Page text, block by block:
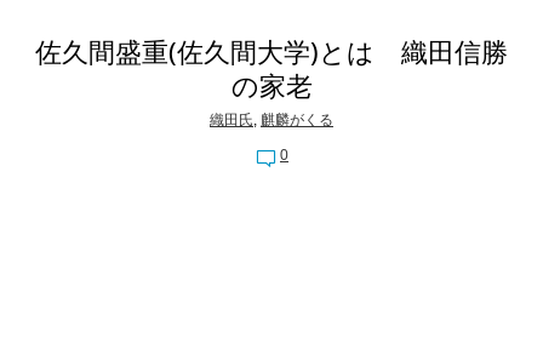
佐久間盛重(佐久間大学)とは 織田信勝
の家老
織田氏, 麒麟がくる
0